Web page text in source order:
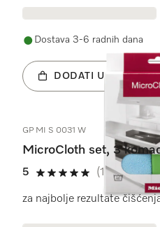
Dostava 3-6 radnih dana
DODATI U
GP MI S 0031 W
MicroCloth set, 3
5
5 od 5
(1 recenzija)
za najbolje rezultate